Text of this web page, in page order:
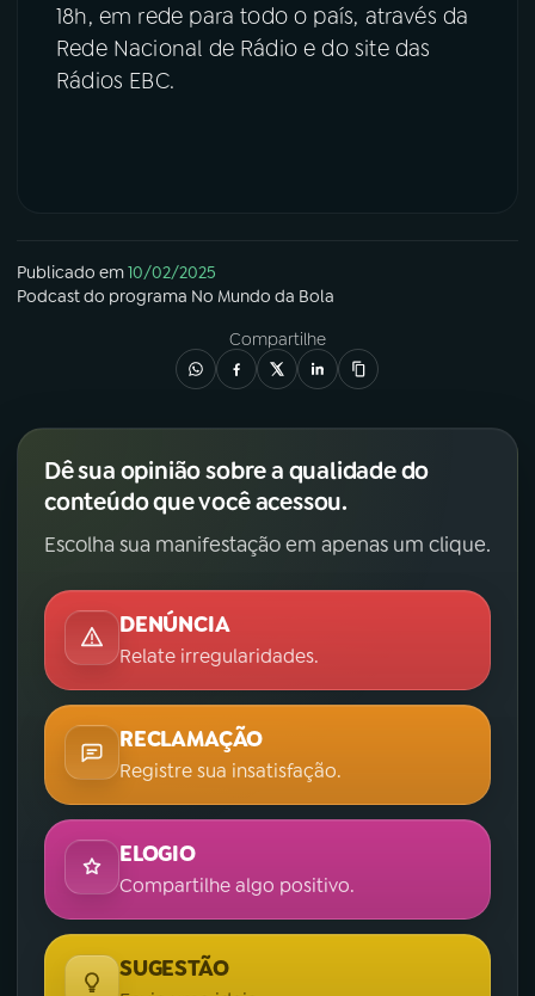
18h, em rede para todo o país, através da
Rede Nacional de Rádio e do site das
Rádios EBC.
Publicado em10/02/2025
Podcastdo programa No Mundo da Bola
Compartilhe
Dê sua opinião sobre a qualidade do
conteúdo que você acessou.
Escolha sua manifestação em apenas um clique.
DENÚNCIA
Relate irregularidades.
RECLAMAÇÃO
Registre sua insatisfação.
ELOGIO
Compartilhe algo positivo.
SUGESTÃO